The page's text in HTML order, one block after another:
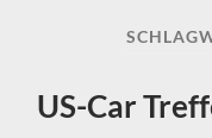
US-Car